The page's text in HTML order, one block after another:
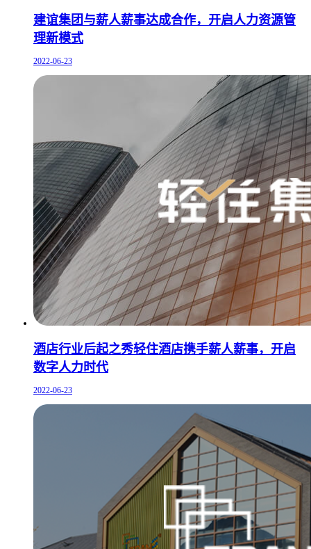
建谊集团与薪人薪事达成合作，开启人力资源管
理新模式
2022-06-23
酒店行业后起之秀轻住酒店携手薪人薪事，开启
数字人力时代
2022-06-23